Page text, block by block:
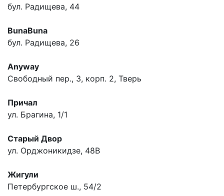
бул. Радищева, 44
BunaBuna
бул. Радищева, 26
Anyway
Свободный пер., 3, корп. 2, Тверь
Причал
ул. Брагина, 1/1
Старый Двор
ул. Орджоникидзе, 48В
Жигули
Петербургское ш., 54/2